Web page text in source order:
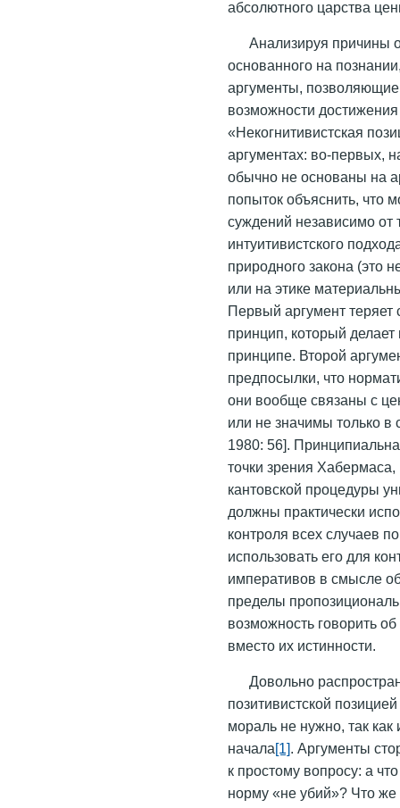
абсолютного царства
Анализируя причины
основанного на
аргументы,
возможности
«Некогнитивистская
аргументах: во-первых,
обычно не основаны на
попыток объяснить, что
суждений независимо от
интуитивистского
природного закона (это
или на этике
Первый аргумент теряет
принцип, который
принципе. Второй
предпосылки, что
они вообще связаны с
или не значимы только
1980: 56].
точки зрения
кантовской процедуры
должны практически
контроля всех случаев
использовать его для
императивов в смысле
пределы
возможность говорить
вместо их истинности.
Довольно
позитивистской
мораль не нужно, так
начала[1]. Аргументы
к простому вопросу: а
норму «не убий»? Что же